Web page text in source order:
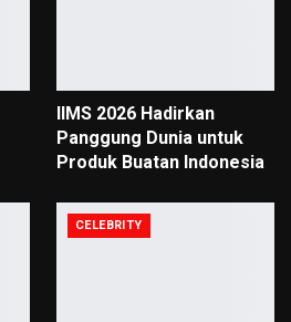
IIMS 2026 Hadirkan
Panggung Dunia untuk
Produk Buatan Indonesia
CELEBRITY